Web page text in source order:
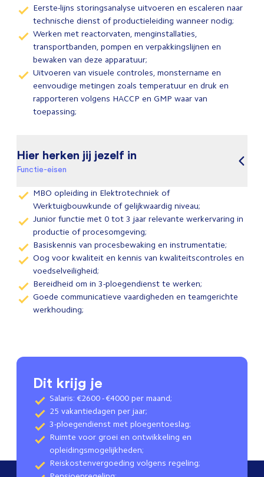
Eerste-lijns storingsanalyse uitvoeren en escaleren naar
technische dienst of productieleiding wanneer nodig;
Werken met reactorvaten, menginstallaties,
transportbanden, pompen en verpakkingslijnen en
bewaken van deze apparatuur;
Uitvoeren van visuele controles, monstername en
eenvoudige metingen zoals temperatuur en druk en
rapporteren volgens HACCP en GMP waar van
toepassing;
Hier herken jij jezelf in
Functie-eisen
MBO opleiding in Elektrotechniek of
Werktuigbouwkunde of gelijkwaardig niveau;
Junior functie met 0 tot 3 jaar relevante werkervaring in
productie of procesomgeving;
Basiskennis van procesbewaking en instrumentatie;
Oog voor kwaliteit en kennis van kwaliteitscontroles en
voedselveiligheid;
Bereidheid om in 3-ploegendienst te werken;
Goede communicatieve vaardigheden en teamgerichte
werkhouding;
Dit krijg je
Salaris: €2600 - €4000 per maand;
25 vakantiedagen per jaar;
3-ploegendienst met ploegentoeslag;
Ruimte voor groei en ontwikkeling en
opleidingsmogelijkheden;
Reiskostenvergoeding volgens regeling;